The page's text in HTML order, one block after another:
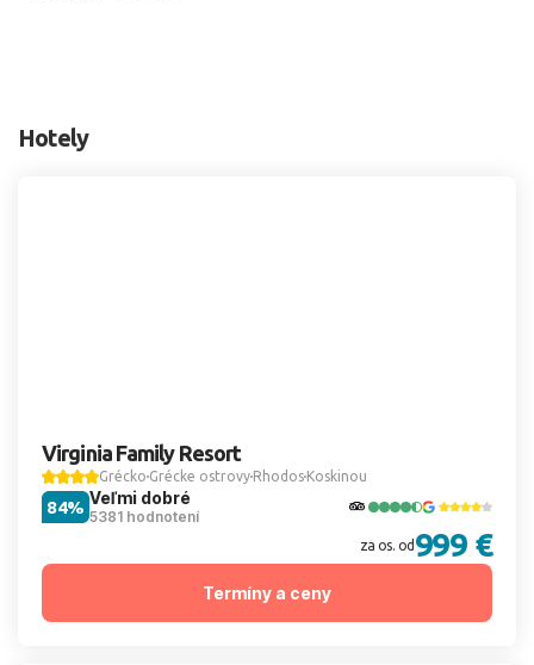
Hotely
Virginia Family Resort
Grécko Grécke ostrovy Rhodos Koskinou
Veľmi dobré
5381 hodnotení
84%
za os. od 999 €
Termíny a ceny